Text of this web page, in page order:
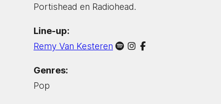
Portishead en Radiohead.
Line-up:
Remy Van Kesteren
Genres:
Pop